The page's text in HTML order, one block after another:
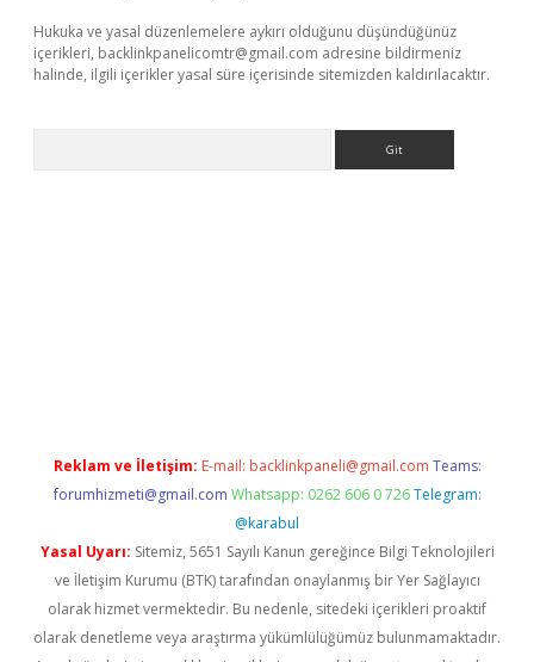
Hukuka ve yasal düzenlemelere aykırı olduğunu düşündüğünüz
içerikleri, backlinkpanelicomtr@gmail.com adresine bildirmeniz
halinde, ilgili içerikler yasal süre içerisinde sitemizden kaldırılacaktır.
Reklam ve İletişim: E-mail: backlinkpaneli@gmail.com Teams:
forumhizmeti@gmail.com Whatsapp: 0262 606 0 726 Telegram:
@karabul
Yasal Uyarı: Sitemiz, 5651 Sayılı Kanun gereğince Bilgi Teknolojileri
ve İletişim Kurumu (BTK) tarafından onaylanmış bir Yer Sağlayıcı
olarak hizmet vermektedir. Bu nedenle, sitedeki içerikleri proaktif
olarak denetleme veya araştırma yükümlülüğümüz bulunmamaktadır.